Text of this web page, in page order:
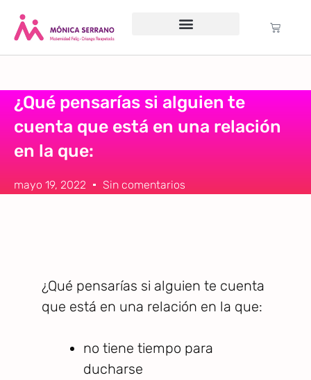
¿Qué pensarías si alguien te
cuenta que está en una relación
en la que:
mayo 19, 2022 Sin comentarios
¿Qué pensarías si alguien te cuenta
que está en una relación en la que:
no tiene tiempo para
ducharse